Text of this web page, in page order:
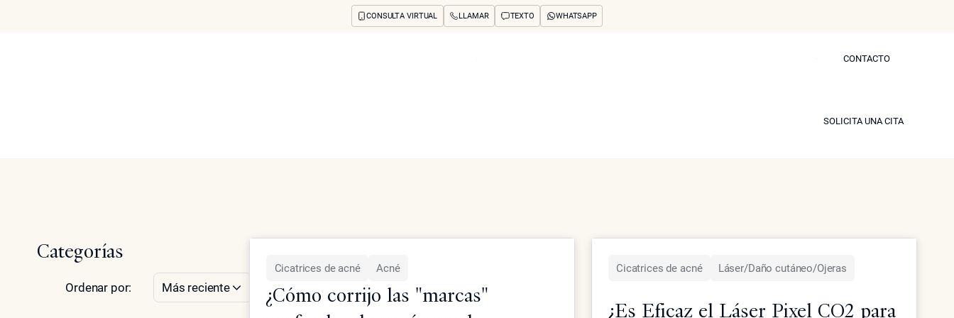
CONSULTA VIRTUAL LLAMAR TEXTO WHATSAPP
CONTACTO
SOLICITA UNA CITA
Categorías
Ordenar por: Más reciente
Cicatrices de acné Acné
¿Cómo corrijo las "marcas"
Cicatrices de acné Láser/Daño cutáneo/Ojeras
¿Es Eficaz el Láser Pixel CO2 para